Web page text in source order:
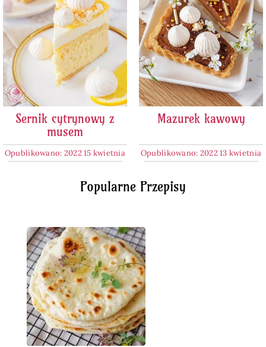
Popularne Przepisy
Sernik cytrynowy z
musem
Opublikowano: 2022 15 kwietnia
Mazurek kawowy
Opublikowano: 2022 13 kwietnia